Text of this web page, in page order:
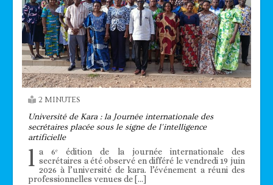
2 MINUTES
Université de Kara : la Journée internationale des
secrétaires placée sous le signe de l’intelligence
artificielle
l a 6ᵉ édition de la journée internationale des
secrétaires a été observé en différé le vendredi 19 juin
2026 à l’université de kara. l’événement a réuni des
professionnelles venues de […]